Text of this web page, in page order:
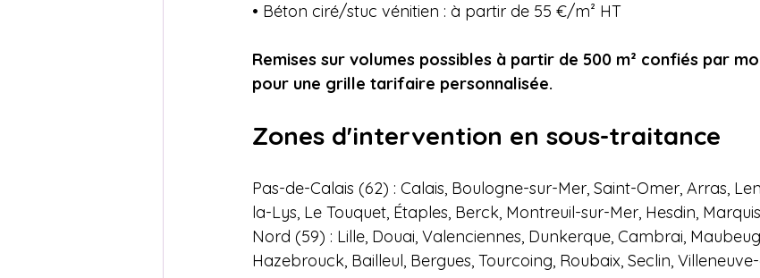
• Béton ciré/stuc vénitien : à partir de 55 €/m² HT
Remises sur volumes possibles à partir de 500 m² confiés par
pour une grille tarifaire personnalisée.
Zones d'intervention en sous-traitance
Pas-de-Calais (62) : Calais, Boulogne-sur-Mer, Saint-Omer, Arras,
la-Lys, Le Touquet, Étaples, Berck, Montreuil-sur-Mer, Hesdin,
Nord (59) : Lille, Douai, Valenciennes, Dunkerque, Cambrai,
Hazebrouck, Bailleul, Bergues, Tourcoing, Roubaix, Seclin,